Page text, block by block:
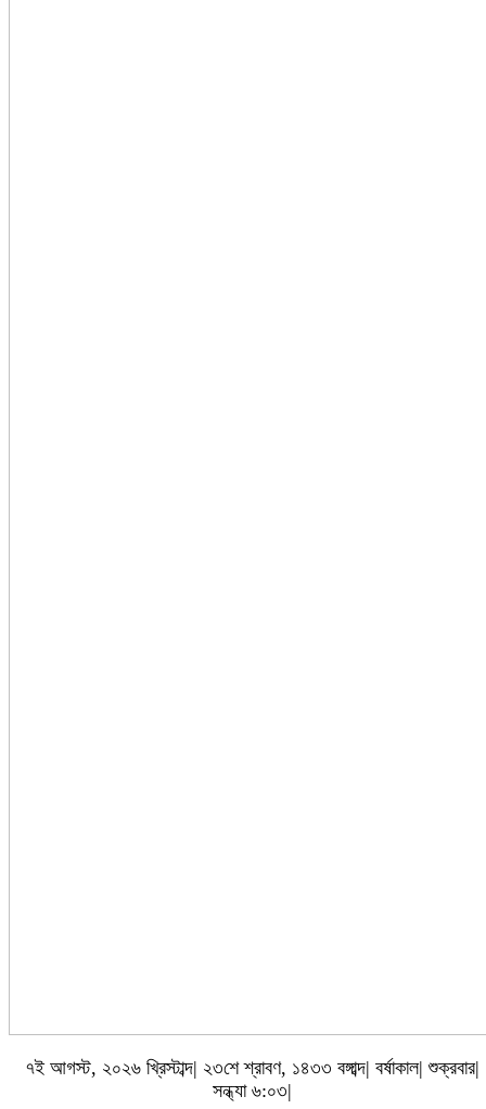
৭ই আগস্ট, ২০২৬ খ্রিস্টাব্দ| ২৩শে শ্রাবণ, ১৪৩৩ বঙ্গাব্দ| বর্ষাকাল| শুক্রবার|
সন্ধ্যা ৬:০৩|